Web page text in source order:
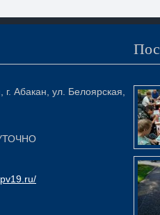
Абакан, ул. Белоярская,